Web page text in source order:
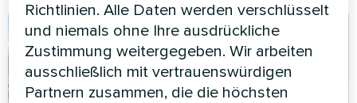
Richtlinien. Alle Daten werden verschlüsselt
und niemals ohne Ihre ausdrückliche
Zustimmung weitergegeben. Wir arbeiten
ausschließlich mit vertrauenswürdigen
Partnern zusammen, die die höchsten